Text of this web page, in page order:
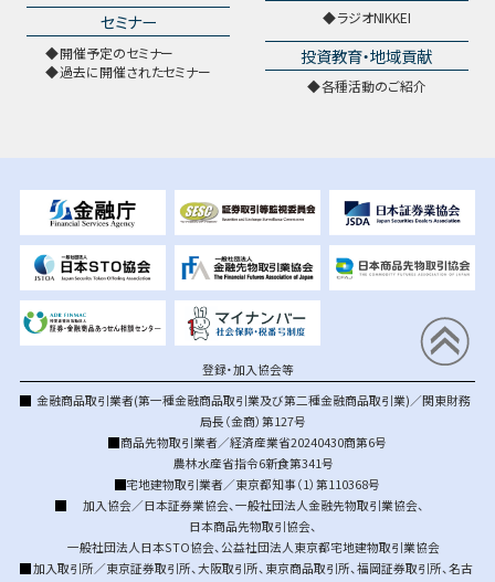
セミナー
開催予定のセミナー
過去に開催されたセミナー
ラジオNIKKEI
投資教育・地域貢献
各種活動のご紹介
登録・加入協会等
金融商品取引業者(第一種金融商品取引業及び第二種金融商品取引業)／関東財務
局長（金商）第127号
商品先物取引業者／経済産業省20240430商第6号
農林水産省指令6新食第341号
宅地建物取引業者／東京都知事（1）第110368号
加入協会／日本証券業協会、 一般社団法人金融先物取引業協会、
日本商品先物取引協会、
一般社団法人日本STO協会、 公益社団法人東京都宅地建物取引業協会
加入取引所／東京証券取引所、大阪取引所、 東京商品取引所、福岡証券取引所、名古